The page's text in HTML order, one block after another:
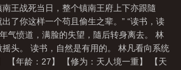
南王战死当日，整个镇南王府上下亦跟隨
了你这样一个苟且偷生之辈。” “读书，读
气愤道，满脸的失望，隨后转身离去。 林
摇头。 读书，自然是有用的。 林凡看向系统
【年龄：27】 【修为：天人境一重】 【天